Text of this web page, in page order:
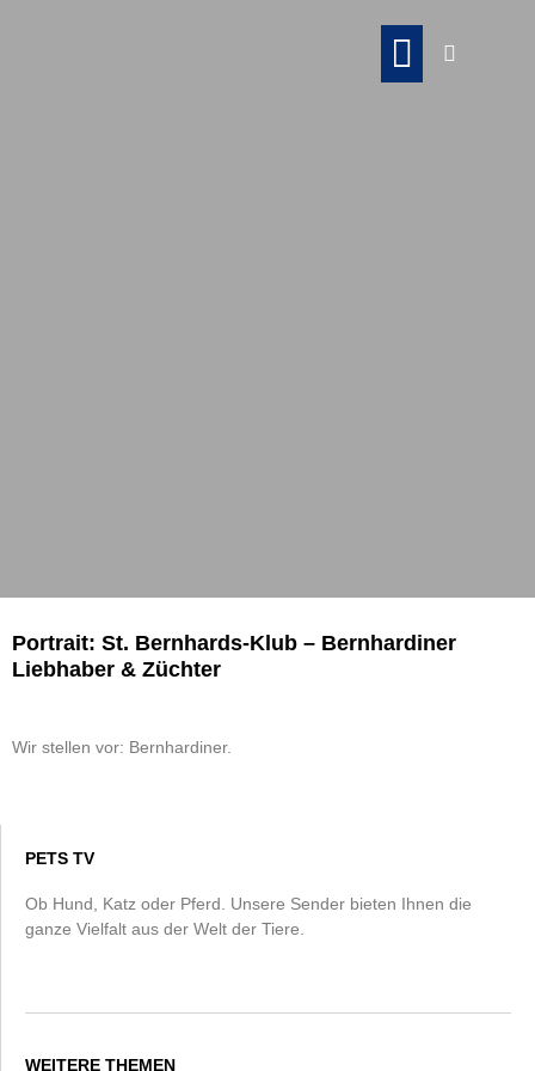
Portrait: St. Bernhards-Klub – Bernhardiner
Liebhaber & Züchter
Wir stellen vor: Bernhardiner.
PETS TV
Ob Hund, Katz oder Pferd. Unsere Sender bieten Ihnen die
ganze Vielfalt aus der Welt der Tiere.
WEITERE THEMEN